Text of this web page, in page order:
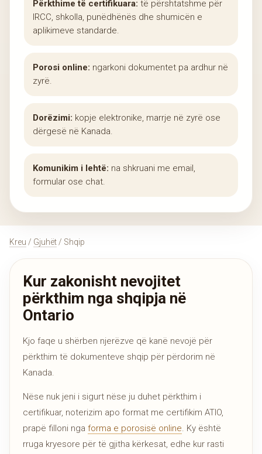
Përkthime të certifikuara: të përshtatshme për
IRCC, shkolla, punëdhënës dhe shumicën e
aplikimeve standarde.
Porosi online: ngarkoni dokumentet pa ardhur në
zyrë.
Dorëzimi: kopje elektronike, marrje në zyrë ose
dërgesë në Kanada.
Komunikim i lehtë: na shkruani me email,
formular ose chat.
Kreu / Gjuhët / Shqip
Kur zakonisht nevojitet
përkthim nga shqipja në
Ontario
Kjo faqe u shërben njerëzve që kanë nevojë për
përkthim të dokumenteve shqip për përdorim në
Kanada.
Nëse nuk jeni i sigurt nëse ju duhet përkthim i
certifikuar, noterizim apo format me certifikim ATIO,
prapë filloni nga forma e porosisë online. Ky është
rruga kryesore për të gjitha kërkesat, edhe kur rasti